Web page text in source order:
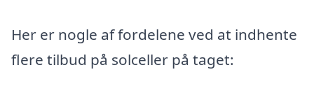
Her er nogle af fordelene ved at indhente
flere tilbud på solceller på taget: